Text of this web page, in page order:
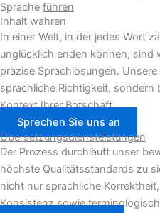
Sprache führen
Inhalt wahren
In einer Welt, in der jedes Wort
unglücklich enden können, sind
präzise Sprachlösungen.
sprachliche Richtigkeit, sondern
Kontext Ihrer Botschaft.
Sprechen Sie uns an
Übersetzungsdiensteistungen
Der Prozess durchläuft unser
höchste Qualitätsstandards zu
nicht nur sprachliche
Konsistenz sowie